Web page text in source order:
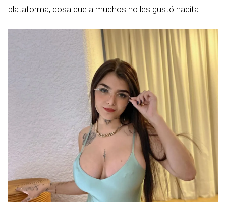
plataforma, cosa que a muchos no les gustó nadita.